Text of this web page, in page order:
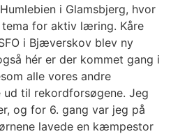
i Glamsbjerg, hvor
for aktiv læring. Kåre
i Bjæverskov blev ny
hér er der kommet gang i
alle vores andre
til rekordforsøgene. Jeg
og for 6. gang var jeg på
lavede en kæmpestor